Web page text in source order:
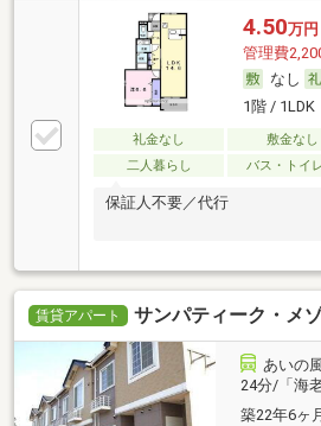
4.50万円
管理費
なし
1階 / 1LDK
礼金なし 敷金なし
二人暮らし
バス・トイ
保証人不要／代行
賃貸アパート サンパティーク・メ
あいの
24分/「海
築22年6ヶ